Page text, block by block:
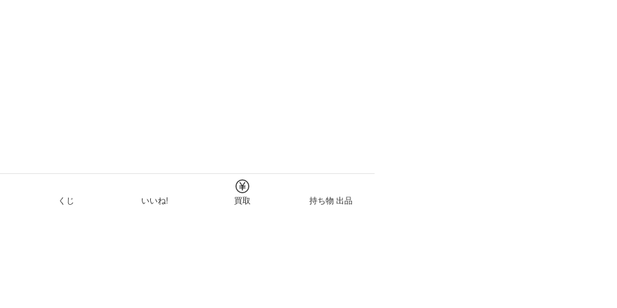
くじ いいね! 買取 持ち物 出品